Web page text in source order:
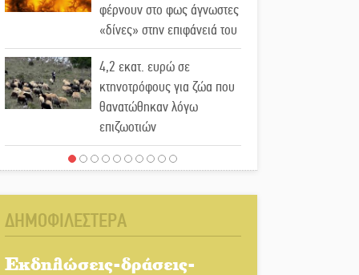
φέρνουν στο φως άγνωστες
«δίνες» στην επιφάνειά του
4,2 εκατ. ευρώ σε
κτηνοτρόφους για ζώα που
θανατώθηκαν λόγω
επιζωοτιών
Η ψυχολογία της ανατροπής
Ένα «ταξίδι» τέχνης και
ΔΗΜΟΦΙΛΕΣΤΕΡΑ
Εκδηλώσεις-δράσεις-